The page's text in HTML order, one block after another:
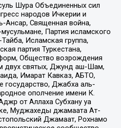
Шура Объединенных сил
народов Ичкерии и
Ансар, Священная война,
Партия исламского
Исламская группа,
партия Туркестана,
Общество возрождения
двух святых, Джунд аш-Шам,
Имарат Кавказ, АБТО,
государство, Джабха аль-
ополчение имени К.
от Аллаха Субхану уа
Муджахеды джамаата Ат-
Джамаат, Рохнамо